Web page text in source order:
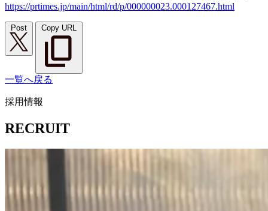
https://prtimes.jp/main/html/rd/p/000000023.000127467.html
一覧へ戻る
採用情報
RECRUIT